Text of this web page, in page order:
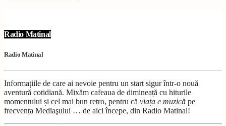
Radio Matinal
Radio Matinal
Informațiile de care ai nevoie pentru un start sigur într-o nouă
aventură cotidiană. Mixăm cafeaua de dimineață cu hiturile
momentului și cel mai bun retro, pentru că viața e muzică pe
frecvența Mediaşului … de aici începe, din Radio Matinal!